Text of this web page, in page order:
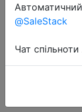
па�…
@SaleStack
Чат